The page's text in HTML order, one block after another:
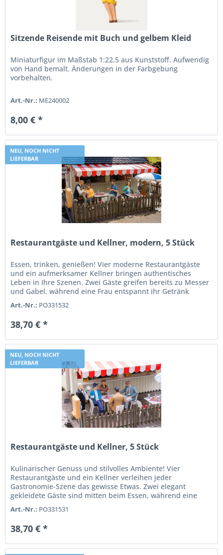
Sitzende Reisende mit Buch und gelbem Kleid
Miniaturfigur im Maßstab 1:22,5 aus Kunststoff. Aufwendig
von Hand bemalt. Änderungen in der Farbgebung
vorbehalten.
Art.-Nr.: ME240002
8,00 € *
NEU, NOCH NICHT
LIEFERBAR
Restaurantgäste und Kellner, modern, 5 Stück
Essen, trinken, genießen! Vier moderne Restaurantgäste
und ein aufmerksamer Kellner bringen authentisches
Leben in Ihre Szenen. Zwei Gäste greifen bereits zu Messer
und Gabel, während eine Frau entspannt ihr Getränk
Art.-Nr.: PO331532
38,70 € *
NEU, NOCH NICHT
LIEFERBAR
Restaurantgäste und Kellner, 5 Stück
Kulinarischer Genuss und stilvolles Ambiente! Vier
Restaurantgäste und ein Kellner verleihen jeder
Gastronomie-Szene das gewisse Etwas. Zwei elegant
gekleidete Gäste sind mitten beim Essen, während eine
Art.-Nr.: PO331531
38,70 € *